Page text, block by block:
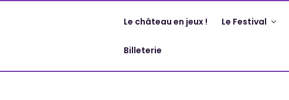
Le château en jeux ! Le Festival
Billeterie